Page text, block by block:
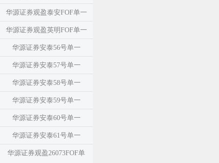
华源证券观盈泰安FOF单一
华源证券观盈英明FOF单一
华源证券安泰56号单一
华源证券安泰57号单一
华源证券安泰58号单一
华源证券安泰59号单一
华源证券安泰60号单一
华源证券安泰61号单一
华源证券观盈26073FOF单